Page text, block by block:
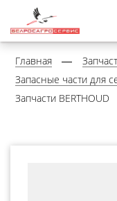
Главная
Запасные части для
Запчасти BERTHOUD